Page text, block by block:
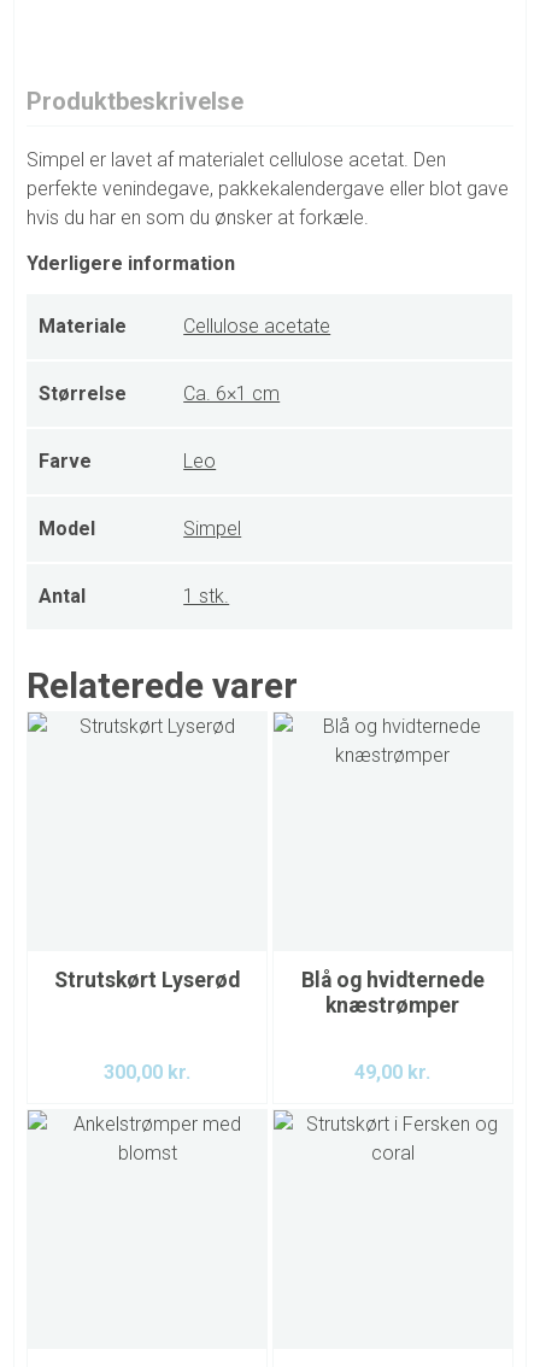
Produktbeskrivelse
Simpel er lavet af materialet cellulose acetat. Den
perfekte venindegave, pakkekalendergave eller blot gave
hvis du har en som du ønsker at forkæle.
Yderligere information
Materiale Cellulose acetate
Størrelse Ca. 6×1 cm
Farve Leo
Model Simpel
Antal 1 stk.
Relaterede varer
Strutskørt Lyserød
300,00 kr.
Blå og hvidternede
knæstrømper
49,00 kr.